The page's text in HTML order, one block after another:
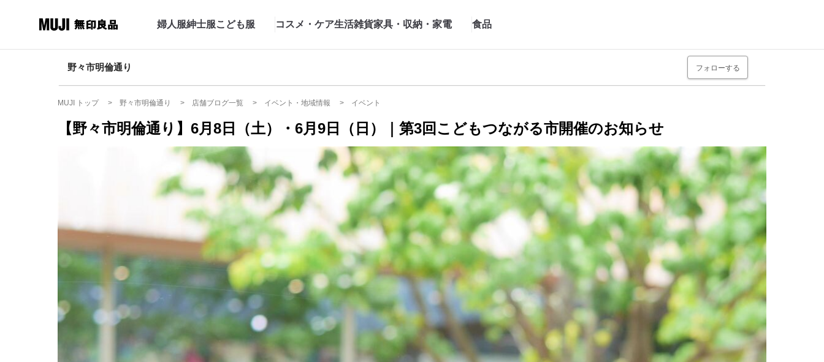
婦人服紳士服こども服 コスメ・ケア生活雑貨家具・収納・家電 食品
野々市明倫通り フォローする
MUJI トップ 野々市明倫通り 店舗ブログ一覧 イベント・地域情報 イベント
【野々市明倫通り】6月8日（土）・6月9日（日）｜第3回こどもつながる市開催のお知らせ